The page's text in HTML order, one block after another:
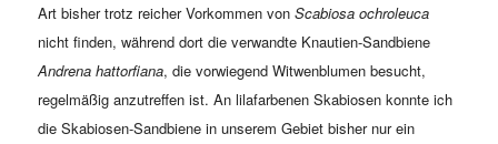
Art bisher trotz reicher Vorkommen vonScabiosa ochroleuca
nicht finden, während dort die verwandte Knautien-Sandbiene
Andrena hattorfiana, die vorwiegend Witwenblumen besucht,
regelmäßig anzutreffen ist. An lilafarbenen Skabiosen konnte ich
die Skabiosen-Sandbiene in unserem Gebiet bisher nur ein